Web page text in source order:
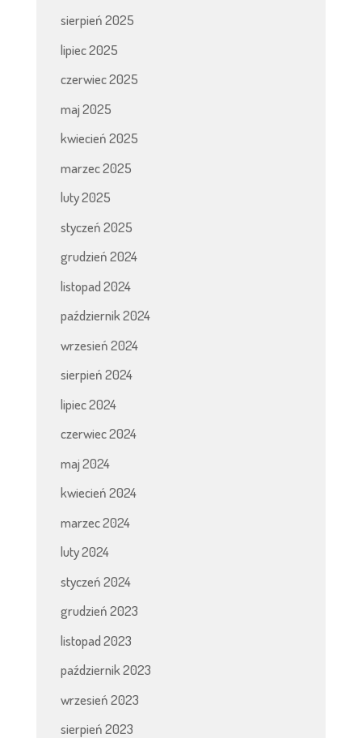
sierpień 2025
lipiec 2025
czerwiec 2025
maj 2025
kwiecień 2025
marzec 2025
luty 2025
styczeń 2025
grudzień 2024
listopad 2024
październik 2024
wrzesień 2024
sierpień 2024
lipiec 2024
czerwiec 2024
maj 2024
kwiecień 2024
marzec 2024
luty 2024
styczeń 2024
grudzień 2023
listopad 2023
październik 2023
wrzesień 2023
sierpień 2023